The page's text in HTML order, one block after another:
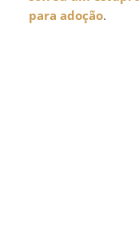
para adoção.